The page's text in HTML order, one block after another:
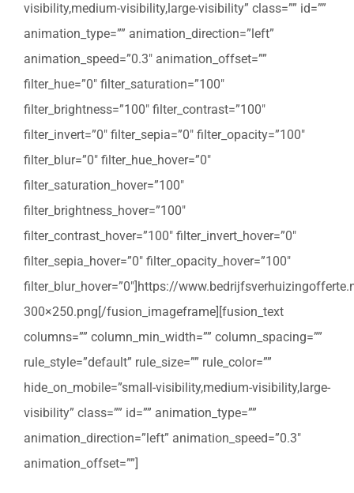
visibility,medium-visibility,large-visibility” class=”” id=””
animation_type=”” animation_direction=”left”
animation_speed=”0.3″ animation_offset=””
filter_hue=”0″ filter_saturation=”100″
filter_brightness=”100″ filter_contrast=”100″
filter_invert=”0″ filter_sepia=”0″ filter_opacity=”100″
filter_blur=”0″ filter_hue_hover=”0″
filter_saturation_hover=”100″
filter_brightness_hover=”100″
filter_contrast_hover=”100″ filter_invert_hover=”0″
filter_sepia_hover=”0″ filter_opacity_hover=”100″
filter_blur_hover=”0″]https://
300×250.png[/fusion_imageframe][fusion_text
columns=”” column_min_width=”” column_spacing=””
rule_style=”default” rule_size=”” rule_color=””
hide_on_mobile=”small-visibility,medium-visibility,large-
visibility” class=”” id=”” animation_type=””
animation_direction=”left” animation_speed=”0.3″
animation_offset=””]